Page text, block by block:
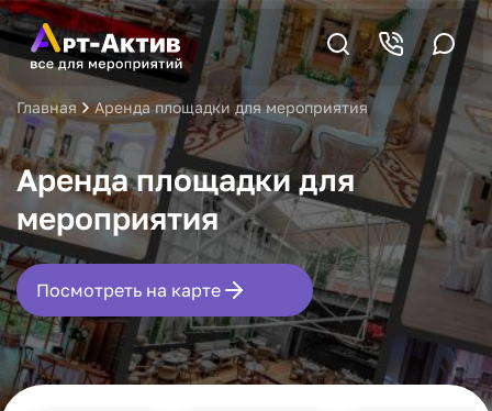
Главная Аренда площадки для мероприятия
Аренда площадки для
мероприятия
Посмотреть на карте